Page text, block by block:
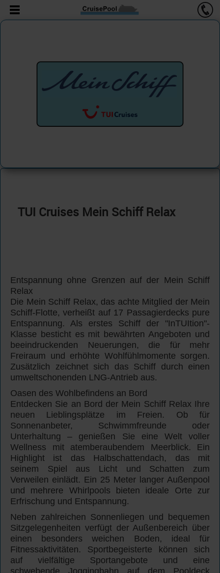
TUI Cruises Mein Schiff Relax
Entspannung ohne Grenzen auf der Mein Schiff
Relax
Die Mein Schiff Relax, das achte Mitglied der Mein
Schiff-Flotte, verheißt auf 17 Passagierdecks pure
Entspannung. Als erstes Schiff der "InTUItion"-
Klasse besticht es mit bewährten Angeboten und
beeindruckenden Neuerungen, die für mehr
Freiraum und erhöhte Wohlfühlmomente sorgen.
Zusätzlich zeichnet sich das Schiff durch einen
umweltschonenden LNG-Antrieb aus.
Oasen des Wohlbefindens an Bord
Entdecken Sie an Bord der Mein Schiff Relax Ihre
neuen Lieblingsplätze im Freien. Ob für
Sonnenanbeter, Schwimmfreunde oder
Unterhaltung – genießen Sie eine Welt voller
Wellness mit atemberaubendem Meerblick. Ein
Highlight ist das Halbschattendach, das mit
seinem Spiel aus Licht und Schatten zum
Verweilen einlädt. Ein 25 Meter langer Außenpool
und mehrere Whirlpools bieten ideale Orte zur
Erfrischung und Entspannung.
Neben zahlreichen Sonnenliegen und bequemen
Sitzgelegenheiten verfügt der Außenbereich über
einen besonders weichen Boden, ideal für
Fitnessaktivitäten. Sportbegeisterte können sich
auf vielfältige Sportangebote und eine